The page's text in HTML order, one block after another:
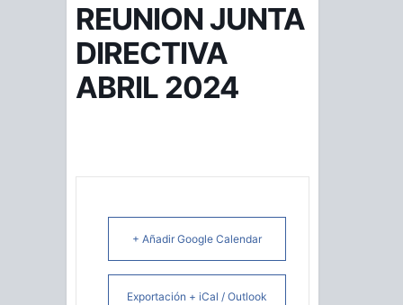
REUNION JUNTA
DIRECTIVA
ABRIL 2024
+ Añadir Google Calendar
Exportación + iCal / Outlook